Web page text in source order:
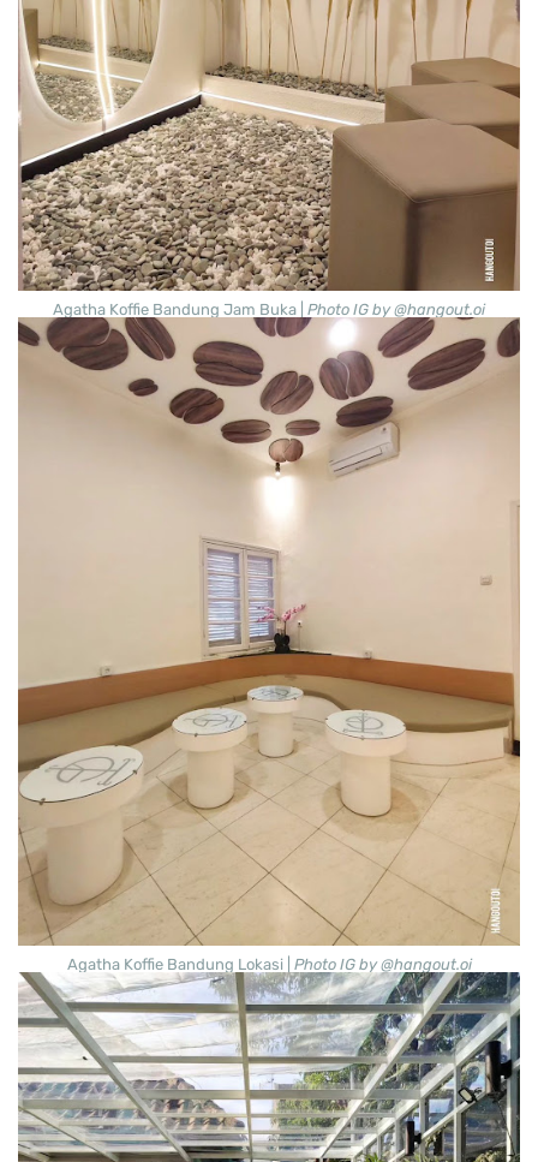
Agatha Koffie Bandung Jam Buka | Photo IG by @hangout.oi
Agatha Koffie Bandung Lokasi | Photo IG by @hangout.oi